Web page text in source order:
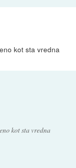
kot sta vredna
kot sta vredna